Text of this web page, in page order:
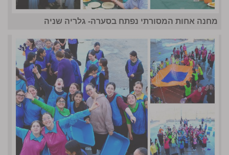
מחנה אחות המסורתי נפתח בסערה- גלריה שניה